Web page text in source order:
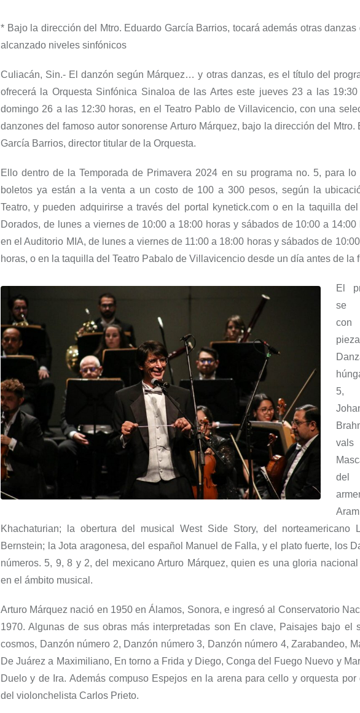
* Bajo la dirección del Mtro. Eduardo García Barrios, tocará además otras danzas
alcanzado niveles sinfónicos
Culiacán, Sin.- El danzón según Márquez… y otras danzas, es el título del
ofrecerá la Orquesta Sinfónica Sinaloa de las Artes este jueves 23 a las
domingo 26 a las 12:30 horas, en el Teatro Pablo de Villavicencio, con una
danzones del famoso autor sonorense Arturo Márquez, bajo la dirección del Mtro.
García Barrios, director titular de la Orquesta.
Ello dentrode la Temporada de Primavera 2024 en su programa no. 5, para
boletos ya están a la venta a un costo de 100 a 300 pesos, según la
Teatro,y pueden adquirirse a través del portal kynetick.com o en la taquilla
Dorados, de lunes a viernes de 10:00 a 18:00 horas y sábados de 10:00 a 14:00
en el Auditorio MIA, de lunes a viernes de 11:00 a 18:00 horas y sábados de 10:00
horas, o en la taquilla del Teatro Pabalo de Villavicencio desde un día antes de la
El
se
5,
vals
de
Aram
Khachaturian; la obertura del musicalWest Side Story, del norteamericano
Bernstein; la Jota aragonesa, de l español Manuel de Falla, y el plato fuerte, los
números. 5, 9, 8 y2, de l mexicanoArturo Márquez, quien es una gloria
en el ámbito musical.
Arturo Márquez nació en 1950 en Álamos, Sonora, e ingresó al Conservatorio
1970. Algunas de sus obras más interpretadas son En clave, Paisajes bajo el
cosmos, Danzón número 2, Danzón número 3, Danzón número 4,Zarabandeo,
De Juárez a Maximiliano, En torno a Frida y Diego, Conga del Fuego Nuevo y
Duelo y de Ira. Además compuso Espejos en la arenapara cello y orquesta por
del violonchelista Carlos Prieto.